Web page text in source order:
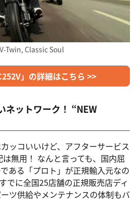
Twin, Classic Soul
」の詳細はこちら >>
ネットワーク！ “NEW
ッコいいけど、アフターサービス
無用！ なんと言っても、国内屈
ある「プロト」が正規輸入元なの
でに全国25店舗の正規販売店ディ
ツ供給やメンテナンスの体制もバ